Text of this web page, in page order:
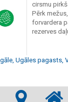
cirsmu
Pērk
forvardera
rezerves
Ugāles pagasts,